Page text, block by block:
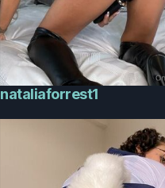
nataliaforrest1